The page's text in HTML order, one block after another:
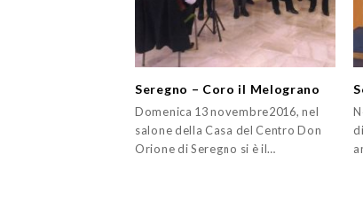
Seregno – Coro il Melograno
Domenica 13 novembre2016, nel
salone della Casa del Centro Don
Orione di Seregno si è il…